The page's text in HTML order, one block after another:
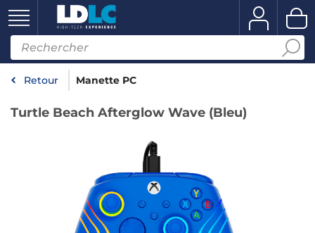
Retour Manette PC
Turtle Beach Afterglow Wave (Bleu)